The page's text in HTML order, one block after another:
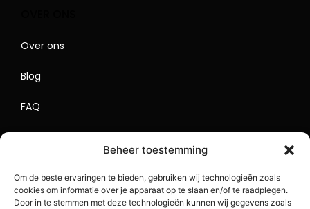
Beheer toestemming
Om de beste ervaringen te bieden, gebruiken wij technologieën zoals
cookies om informatie over je apparaat op te slaan en/of te raadplegen.
Door in te stemmen met deze technologieën kunnen wij gegevens zoals
Over ons
Blog
FAQ
Lokaal Adverteren